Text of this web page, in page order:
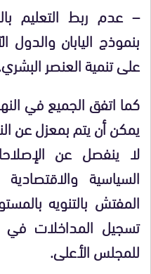
– عدم ربط التعليم
بنموذج اليابان والدول
على تنمية العنصر
كما اتفق الجميع في
يمكن أن يتم بمعزل عن
لا ينفصل عن
السياسية
المفتش بالتنويه
تسجيل المداخلات في
للمجلس الأعلى.